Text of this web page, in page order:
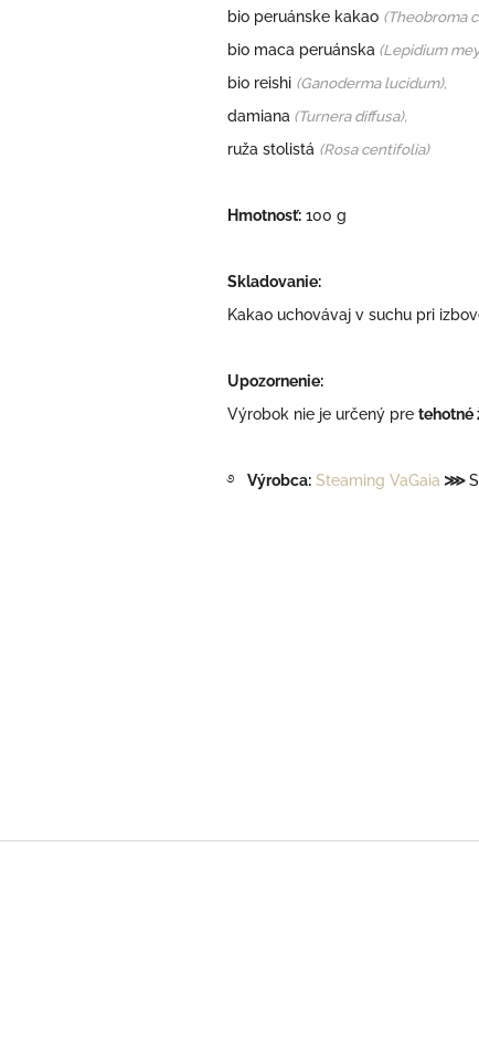
bio peruánske kakao (Theobroma
bio maca peruánska (Lepidium
bio reishi (Ganoderma lucidum),
damiana (Turnera diffusa),
ruža stolistá (Rosa centifolia)
Hmotnosť: 100 g
Skladovanie:
Kakao uchovávaj v suchu pri
Upozornenie:
Výrobok nie je určený pre tehotné
࿔ Výrobca: Steaming VaGaia ⋙